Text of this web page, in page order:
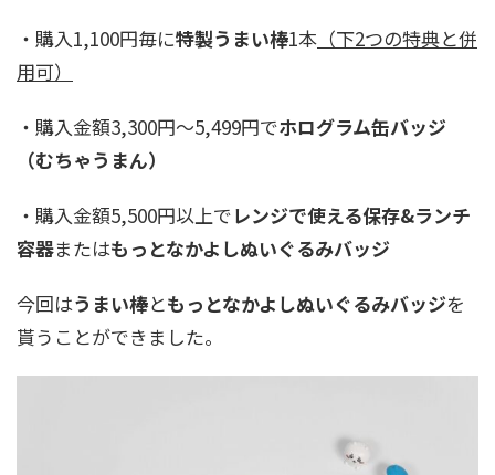
・購入1,100円毎に特製うまい棒1本 （下2つの特典と併
用可）
・購入金額3,300円～5,499円でホログラム缶バッジ
（むちゃうまん）
・購入金額5,500円以上でレンジで使える保存&ランチ
容器またはもっとなかよしぬいぐるみバッジ
今回はうまい棒ともっとなかよしぬいぐるみバッジを
貰うことができました。